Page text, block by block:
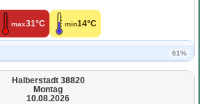
max31°C min14°C
61%
Halberstadt 38820
Montag
10.08.2026